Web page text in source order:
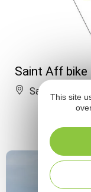
Saint Aff bike
Saint-Affrique
This site